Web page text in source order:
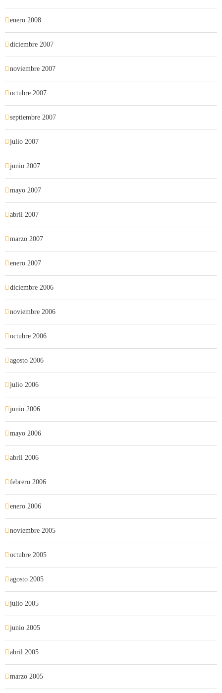
enero 2008
diciembre 2007
noviembre 2007
octubre 2007
septiembre 2007
julio 2007
junio 2007
mayo 2007
abril 2007
marzo 2007
enero 2007
diciembre 2006
noviembre 2006
octubre 2006
agosto 2006
julio 2006
junio 2006
mayo 2006
abril 2006
febrero 2006
enero 2006
noviembre 2005
octubre 2005
agosto 2005
julio 2005
junio 2005
abril 2005
marzo 2005